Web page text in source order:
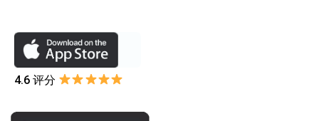
4.6 评分